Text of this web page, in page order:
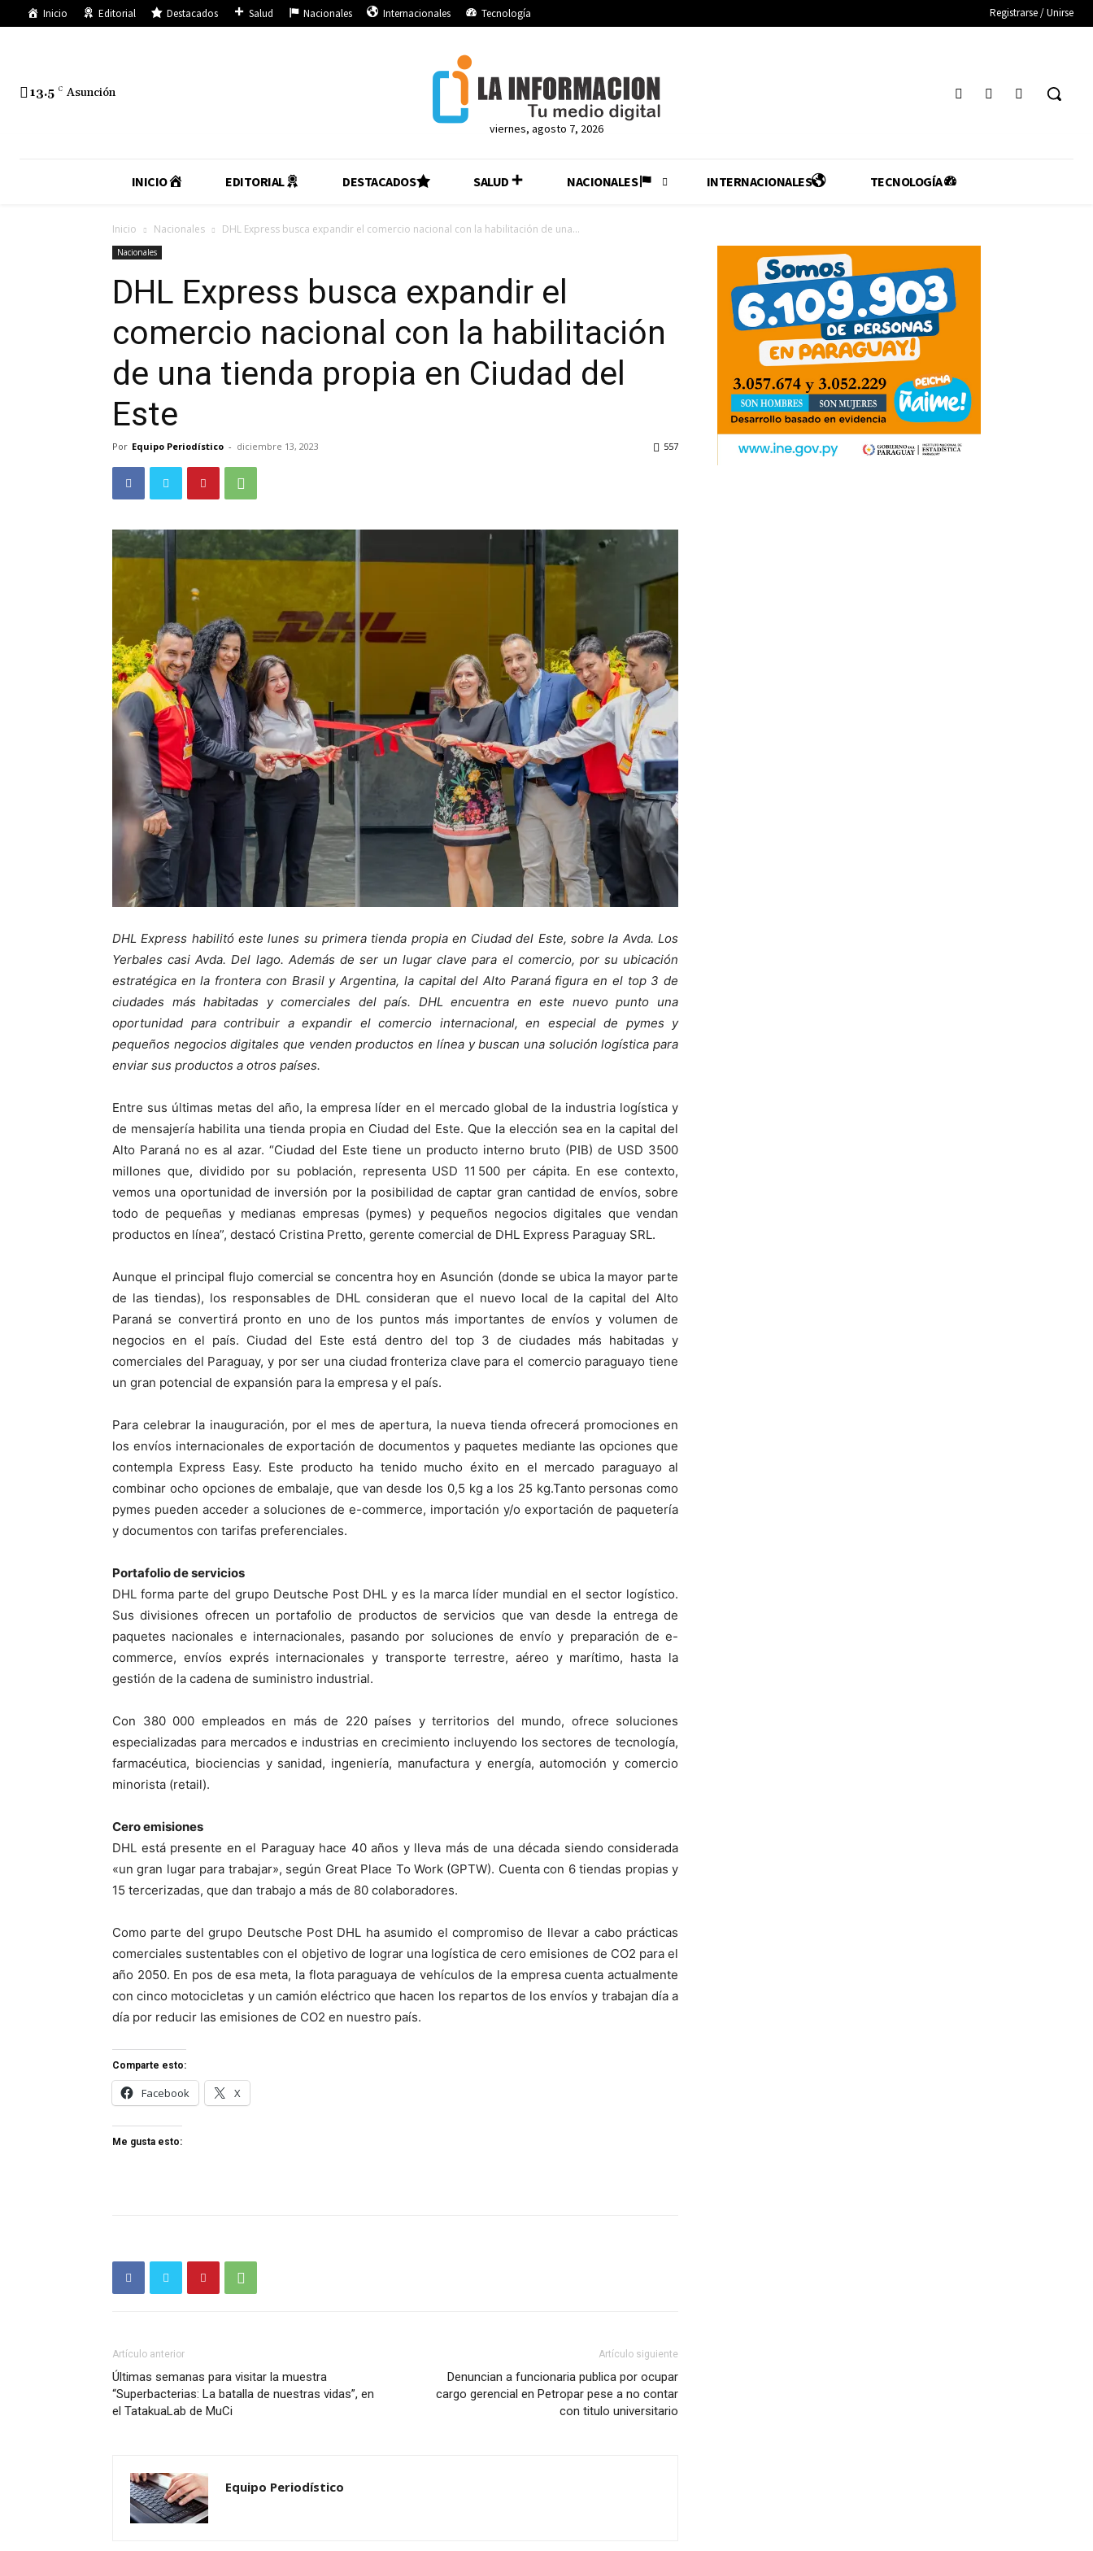
Inicio Editorial Destacados Salud Nacionales Internacionales Tecnología Registrarse / Unirse
13.5 C Asunción
viernes, agosto 7, 2026
INICIO EDITORIAL DESTACADOS SALUD NACIONALES INTERNACIONALES TECNOLOGÍA
Inicio Nacionales DHL Express busca expandir el comercio nacional con la habilitación de una...
Nacionales
DHL Express busca expandir el
comercio nacional con la habilitación
de una tienda propia en Ciudad del
Este
Por Equipo Periodístico - diciembre 13, 2023 557
DHL Express habilitó este lunes su primera tienda propia en Ciudad del Este, sobre la Avda. Los
Yerbales casi Avda. Del lago. Además de ser un lugar clave para el comercio, por su ubicación
estratégica en la frontera con Brasil y Argentina, la capital del Alto Paraná figura en el top 3 de
ciudades más habitadas y comerciales del país. DHL encuentra en este nuevo punto una
oportunidad para contribuir a expandir el comercio internacional, en especial de pymes y
pequeños negocios digitales que venden productos en línea y buscan una solución logística para
enviar sus productos a otros países.
Entre sus últimas metas del año, la empresa líder en el mercado global de la industria logística y
de mensajería habilita una tienda propia en Ciudad del Este. Que la elección sea en la capital del
Alto Paraná no es al azar. “Ciudad del Este tiene un producto interno bruto (PIB) de USD 3500
millones que, dividido por su población, representa USD 11 500 per cápita. En ese contexto,
vemos una oportunidad de inversión por la posibilidad de captar gran cantidad de envíos, sobre
todo de pequeñas y medianas empresas (pymes) y pequeños negocios digitales que vendan
productos en línea”, destacó Cristina Pretto, gerente comercial de DHL Express Paraguay SRL.
Aunque el principal flujo comercial se concentra hoy en Asunción (donde se ubica la mayor parte
de las tiendas), los responsables de DHL consideran que el nuevo local de la capital del Alto
Paraná se convertirá pronto en uno de los puntos más importantes de envíos y volumen de
negocios en el país. Ciudad del Este está dentro del top 3 de ciudades más habitadas y
comerciales del Paraguay, y por ser una ciudad fronteriza clave para el comercio paraguayo tiene
un gran potencial de expansión para la empresa y el país.
Para celebrar la inauguración, por el mes de apertura, la nueva tienda ofrecerá promociones en
los envíos internacionales de exportación de documentos y paquetes mediante las opciones que
contempla Express Easy. Este producto ha tenido mucho éxito en el mercado paraguayo al
combinar ocho opciones de embalaje, que van desde los 0,5 kg a los 25 kg.Tanto personas como
pymes pueden acceder a soluciones de e-commerce, importación y/o exportación de paquetería
y documentos con tarifas preferenciales.
Portafolio de servicios
DHL forma parte del grupo Deutsche Post DHL y es la marca líder mundial en el sector logístico.
Sus divisiones ofrecen un portafolio de productos de servicios que van desde la entrega de
paquetes nacionales e internacionales, pasando por soluciones de envío y preparación de e-
commerce, envíos exprés internacionales y transporte terrestre, aéreo y marítimo, hasta la
gestión de la cadena de suministro industrial.
Con 380 000 empleados en más de 220 países y territorios del mundo, ofrece soluciones
especializadas para mercados e industrias en crecimiento incluyendo los sectores de tecnología,
farmacéutica, biociencias y sanidad, ingeniería, manufactura y energía, automoción y comercio
minorista (retail).
Cero emisiones
DHL está presente en el Paraguay hace 40 años y lleva más de una década siendo considerada
«un gran lugar para trabajar», según Great Place To Work (GPTW). Cuenta con 6 tiendas propias y
15 tercerizadas, que dan trabajo a más de 80 colaboradores.
Como parte del grupo Deutsche Post DHL ha asumido el compromiso de llevar a cabo prácticas
comerciales sustentables con el objetivo de lograr una logística de cero emisiones de CO2 para el
año 2050. En pos de esa meta, la flota paraguaya de vehículos de la empresa cuenta actualmente
con cinco motocicletas y un camión eléctrico que hacen los repartos de los envíos y trabajan día a
día por reducir las emisiones de CO2 en nuestro país.
Comparte esto:
Facebook X
Me gusta esto:
Artículo anterior
Últimas semanas para visitar la muestra
“Superbacterias: La batalla de nuestras vidas”, en
el TatakuaLab de MuCi
Artículo siguiente
Denuncian a funcionaria publica por ocupar
cargo gerencial en Petropar pese a no contar
con titulo universitario
Equipo Periodístico